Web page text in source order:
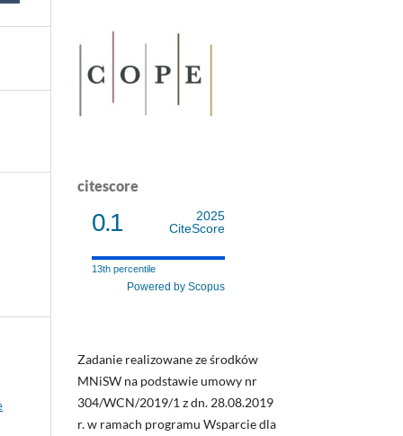
citescore
0.1
2025
CiteScore
13th percentile
Powered by Scopus
Zadanie realizowane ze środków
MNiSW na podstawie umowy nr
304/WCN/2019/1 z dn. 28.08.2019
r. w ramach programu Wsparcie dla